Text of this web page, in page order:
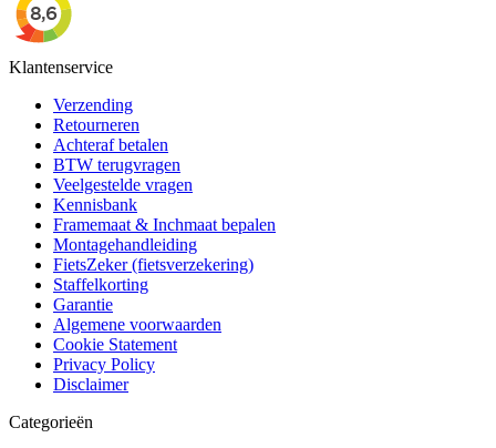
Klantenservice
Verzending
Retourneren
Achteraf betalen
BTW terugvragen
Veelgestelde vragen
Kennisbank
Framemaat & Inchmaat bepalen
Montagehandleiding
FietsZeker (fietsverzekering)
Staffelkorting
Garantie
Algemene voorwaarden
Cookie Statement
Privacy Policy
Disclaimer
Categorieën